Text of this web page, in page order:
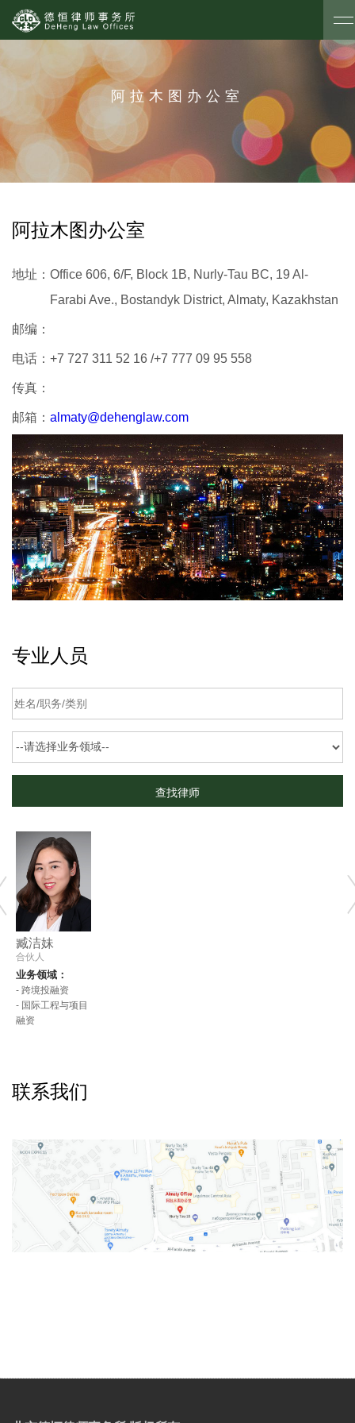
阿拉木图办公室
阿拉木图办公室
地址： Office 606, 6/F, Block 1B, Nurly-Tau BC, 19 Al-
Farabi Ave., Bostandyk District, Almaty, Kazakhstan
邮编：
电话： +7 727 311 52 16 /+7 777 09 95 558
传真：
邮箱： almaty@dehenglaw.com
专业人员
臧洁妹
合伙人
业务领域：
- 跨境投融资
- 国际工程与项目
融资
联系我们